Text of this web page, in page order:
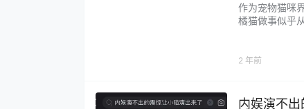
作为宠物猫咪
橘猫做事似乎
2 年前
内娱演不